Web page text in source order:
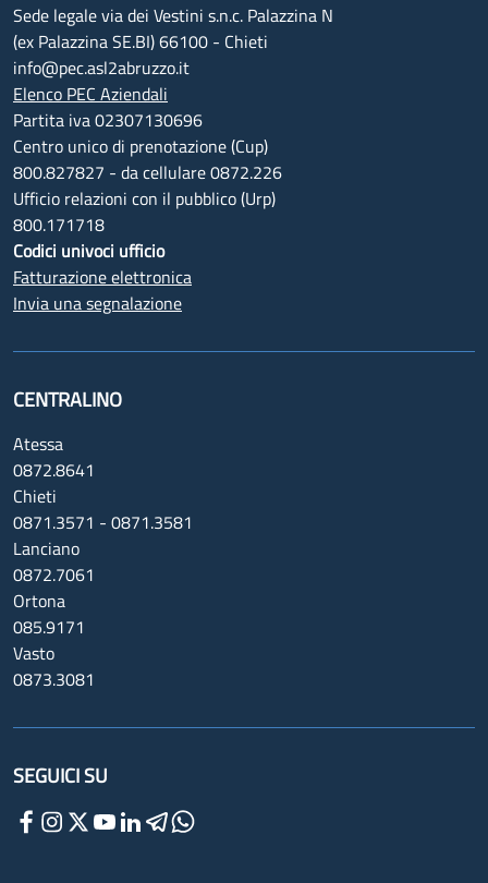
Sede legale via dei Vestini s.n.c. Palazzina N
(ex Palazzina SE.BI) 66100 - Chieti
info@pec.asl2abruzzo.it
Elenco PEC Aziendali
Partita iva 02307130696
Centro unico di prenotazione (Cup)
800.827827 - da cellulare 0872.226
Ufficio relazioni con il pubblico (Urp)
800.171718
Codici univoci ufficio
Fatturazione elettronica
Invia una segnalazione
CENTRALINO
Atessa
0872.8641
Chieti
0871.3571 - 0871.3581
Lanciano
0872.7061
Ortona
085.9171
Vasto
0873.3081
SEGUICI SU